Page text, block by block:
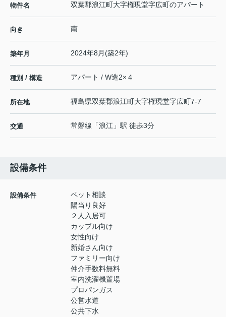
物件名 双葉郡浪江町大字権現堂字広町のアパート
向き 南
築年月 2024年8月(築2年)
種別 / 構造 アパート / W造2×４
所在地 福島県双葉郡浪江町大字権現堂字広町7-7
交通 常磐線 「浪江 」駅 徒歩3分
設備条件
設備条件
ペット相談
陽当り良好
２人入居可
カップル向け
女性向け
新婚さん向け
ファミリー向け
仲介手数料無料
室内洗濯機置場
プロパンガス
公営水道
公共下水